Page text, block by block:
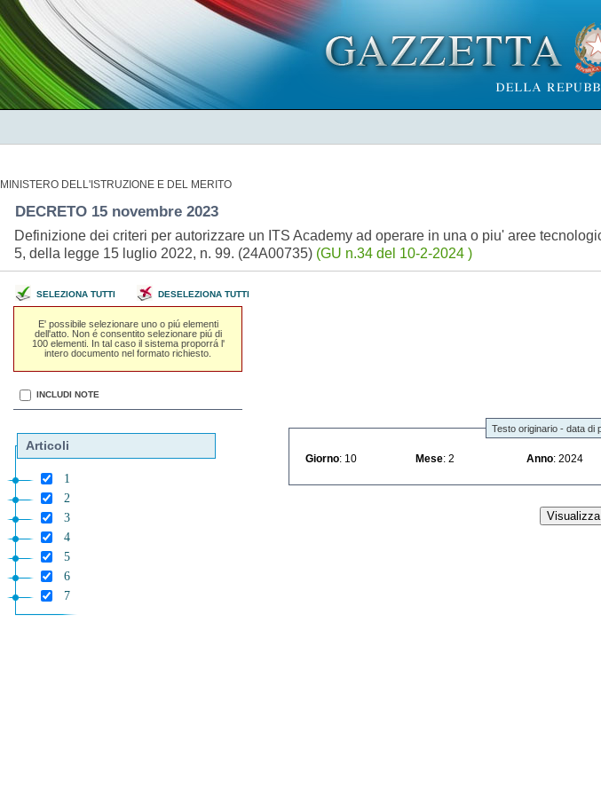
MINISTERO DELL'ISTRUZIONE E DEL MERITO
DECRETO 15 novembre 2023
Definizione dei criteri per autorizzare un ITS Academy ad operare in una o piu' aree
5, della legge 15 luglio 2022, n. 99. (24A00735) (GU n.34 del 10-2-2024 )
SELEZIONA TUTTI DESELEZIONA TUTTI
E' possibile selezionare uno o piú elementi
dell'atto. Non é consentito selezionare piú di
100 elementi. In tal caso il sistema proporrá l'
intero documento nel formato richiesto.
INCLUDI NOTE
Articoli
1
2
3
4
5
6
7
Testo originario - data di
Giorno : 10 Mese : 2 Anno : 2024